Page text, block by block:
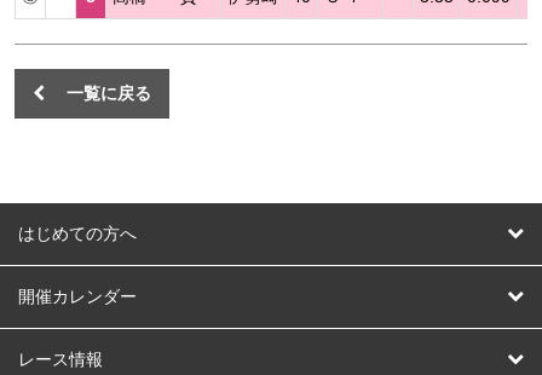
一覧に戻る
はじめての方へ
はじめての方へ
開催カレンダー
競輪
レース情報